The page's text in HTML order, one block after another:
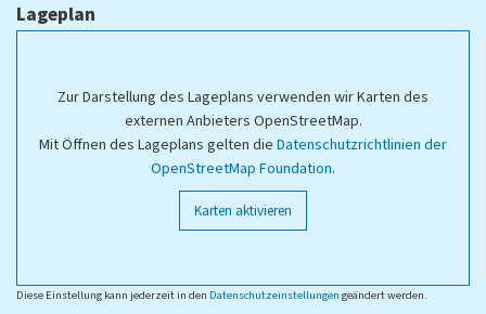
Lageplan
Zur Darstellung des Lageplans verwenden wir Karten des
externen Anbieters OpenStreetMap.
Mit Öffnen des Lageplans gelten die Datenschutzrichtlinien der
OpenStreetMap Foundation.
Karten aktivieren
Diese Einstellung kann jederzeit in den Datenschutzeinstellungen geändert werden.